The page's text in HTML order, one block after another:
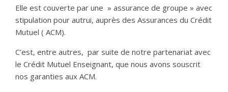
Elle est couverte par une » assurance de groupe » avec
stipulation pour autrui, auprès des Assurances du Crédit
Mutuel ( ACM).
C’est, entre autres, par suite de notre partenariat avec
le Crédit Mutuel Enseignant, que nous avons souscrit
nos garanties aux ACM.